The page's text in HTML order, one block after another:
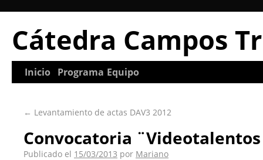
Cátedra Campos
Inicio Programa Equipo
← Levantamiento de actas DAV3 2012
Convocatoria ¨Videotalentos
Publicado el 15/03/2013 por Mariano